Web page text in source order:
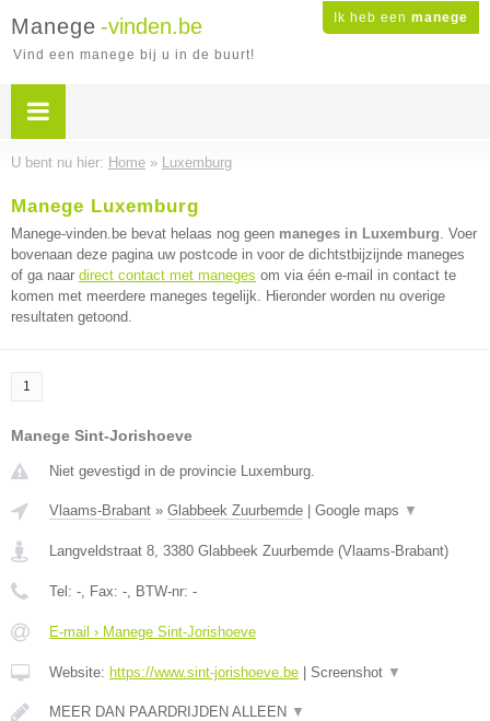
Ik heb een manege
Manege -vinden.be
Vind een manege bij u in de buurt!
U bent nu hier: Home » Luxemburg
Manege Luxemburg
Manege-vinden.be bevat helaas nog geen maneges in Luxemburg. Voer
bovenaan deze pagina uw postcode in voor de dichtstbijzijnde maneges
of ga naar direct contact met maneges om via één e-mail in contact te
komen met meerdere maneges tegelijk. Hieronder worden nu overige
resultaten getoond.
1
Manege Sint-Jorishoeve
Niet gevestigd in de provincie Luxemburg.
Vlaams-Brabant » Glabbeek Zuurbemde Google maps ▼
Langveldstraat 8, 3380 Glabbeek Zuurbemde (Vlaams-Brabant)
Tel: -, Fax: -, BTW-nr: -
E-mail › Manege Sint-Jorishoeve
Website: https://www.sint-jorishoeve.be Screenshot ▼
MEER DAN PAARDRIJDEN ALLEEN ▼